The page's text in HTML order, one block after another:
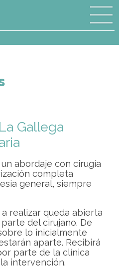
Gallega
abordaje con cirugía
completa
general, siempre
realizar queda abierta
del cirujano. De
lo inicialmente
aparte. Recibirá
parte de la clínica
intervención.